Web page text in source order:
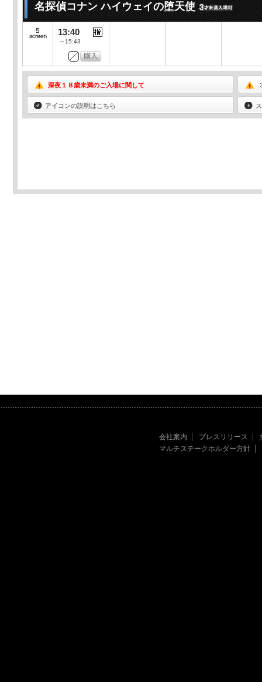
名探偵コナン ハイウェイの堕天使
13:40
～15:43
深夜１８歳未満のご入場に関して
アイコンの説明はこちら
会社案内 プレスリリース
マルチステークホルダー方針